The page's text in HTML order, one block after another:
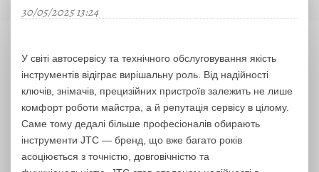
30/05/2025 13:24
У світі автосервісу та технічного обслуговування якість
інструментів відіграє вирішальну роль. Від надійності
ключів, знімачів, прецизійних пристроїв залежить не лише
комфорт роботи майстра, а й репутація сервісу в цілому.
Саме тому дедалі більше професіоналів обирають
інструменти JTC — бренд, що вже багато років
асоціюється з точністю, довговічністю та